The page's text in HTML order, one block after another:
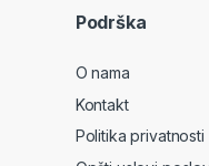
Podrška
O nama
Kontakt
Politika privatnosti